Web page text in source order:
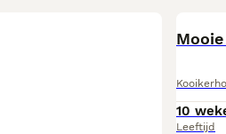
10
Leeftijd